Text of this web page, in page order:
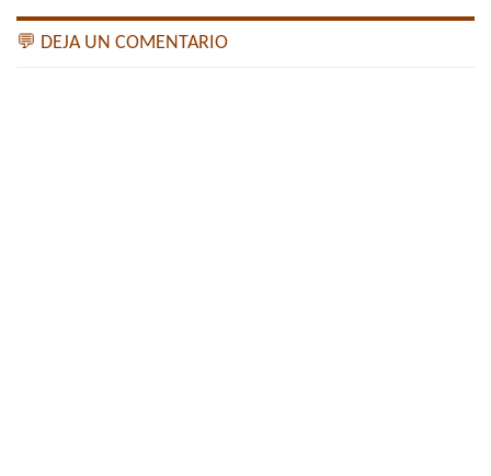
💬 DEJA UN COMENTARIO